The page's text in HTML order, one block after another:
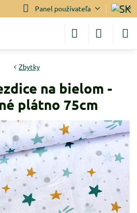
Panel používateľa
Zbytky
na bielom -
plátno 75cm